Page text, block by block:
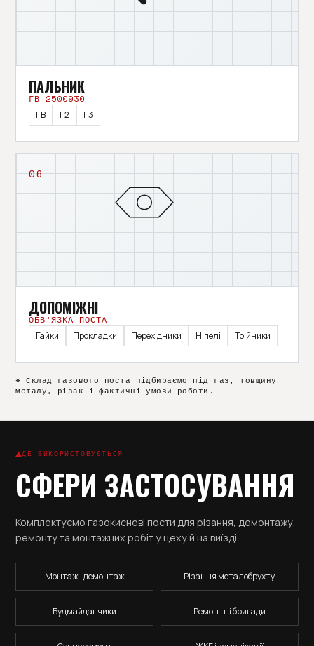
ПАЛЬНИК
ГВ 2500930
ГВ
Г2 Г3
06
ДОПОМІЖНІ
ОБВ’ЯЗКА ПОСТА
Гайки
Прокладки Перехідники Ніпелі Трійники
* Склад газового поста підбираємо під газ, товщину
металу, різак і фактичні умови роботи.
ДЕ ВИКОРИСТОВУЄТЬСЯ
СФЕРИ ЗАСТОСУВАННЯ
Комплектуємо газокисневі пости для різання, демонтажу,
ремонту та монтажних робіт у цеху й на виїзді.
Монтаж і демонтаж Різання металобрухту
Будмайданчики Ремонтні бригади